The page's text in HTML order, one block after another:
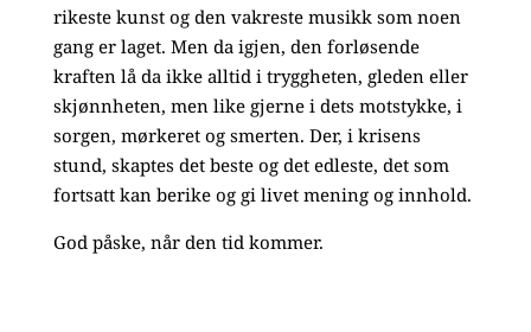
rikeste kunst og den vakreste musikk som noen
gang er laget. Men da igjen, den forløsende
kraften lå da ikke alltid i tryggheten, gleden eller
skjønnheten, men like gjerne i dets motstykke, i
sorgen, mørkeret og smerten. Der, i krisens
stund, skaptes det beste og det edleste, det som
fortsatt kan berike og gi livet mening og innhold.
God påske, når den tid kommer.